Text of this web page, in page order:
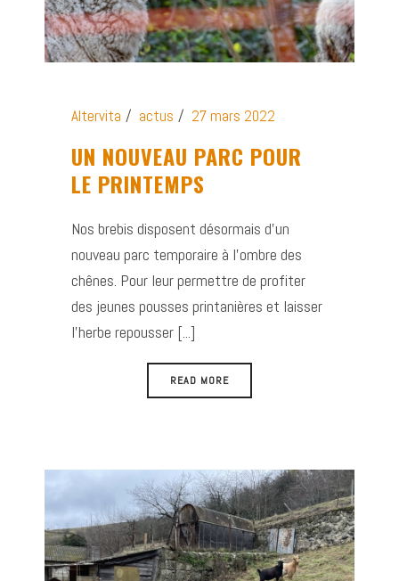
Altervita actus 27 mars 2022
UN NOUVEAU PARC POUR
LE PRINTEMPS
Nos brebis disposent désormais d’un
nouveau parc temporaire à l’ombre des
chênes. Pour leur permettre de profiter
des jeunes pousses printanières et laisser
l’herbe repousser [...]
READ MORE